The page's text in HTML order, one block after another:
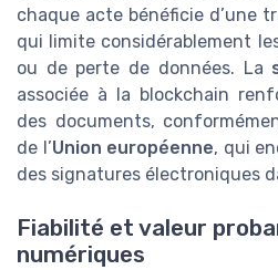
chaque acte bénéficie d’une
qui limite considérablement
ou de perte de données. La
associée à la blockchain
des documents,
de l’Union européenne, qui
des signatures électroniques
Fiabilité et valeur
numériques